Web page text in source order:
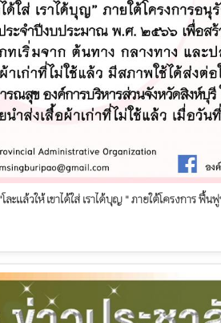
ะแล้วให้ เขาได้ใส่ เราได้บุญ " ภายใต้โครงการ ฟื้